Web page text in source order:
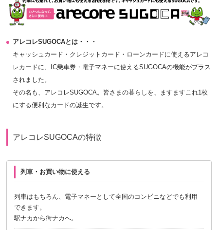
アレコレSUGOCAとは・・・
キャッシュカード・クレジットカード・ローンカードに使えるアレコ
レカードに、IC乗車券・電子マネーに使えるSUGOCAの機能がプラス
されました。
その名も、アレコレSUGOCA。皆さまの暮らしを、ますますこれ1枚
にする便利なカードの誕生です。
アレコレSUGOCAの特徴
列車・お買い物に使える
列車はもちろん、電子マネーとして全国のコンビニなどでも利用
できます。
駅ナカから街ナカへ。